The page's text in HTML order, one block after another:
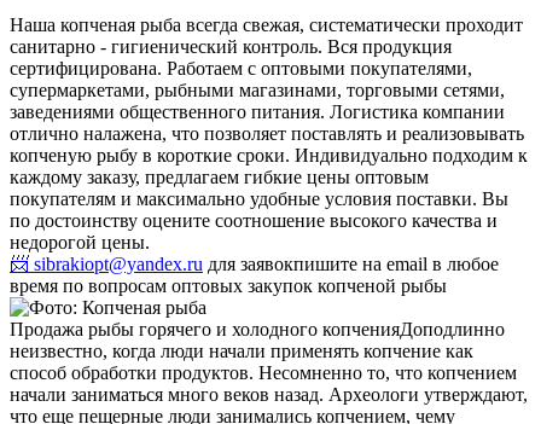
Наша копченая рыба всегда свежая, систематически проходит
санитарно - гигиенический контроль. Вся продукция
сертифицирована. Работаем с оптовыми покупателями,
супермаркетами, рыбными магазинами, торговыми сетями,
заведениями общественного питания. Логистика компании
отлично налажена, что позволяет поставлять и реализовывать
копченую рыбу в короткие сроки. Индивидуально подходим к
каждому заказу, предлагаем гибкие цены оптовым
покупателям и максимально удобные условия поставки. Вы
по достоинству оцените соотношение высокого качества и
недорогой цены.
📨 sibrakiopt@yandex.ru для заявокпишите на email в любое
время по вопросам оптовых закупок копченой рыбы
Продажа рыбы горячего и холодного копченияДоподлинно
неизвестно, когда люди начали применять копчение как
способ обработки продуктов. Несомненно то, что копчением
начали заниматься много веков назад. Археологи утверждают,
что еще пещерные люди занимались копчением, чему